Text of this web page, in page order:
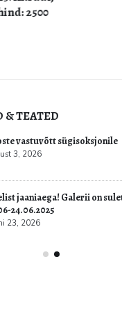
& TEATED
Vernissage galeriis
Jüri Mildebergi näitus